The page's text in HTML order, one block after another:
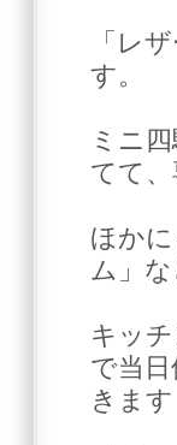
「レ
す。
ミニ
てて
ほか
ム」
キッ
で当
きます